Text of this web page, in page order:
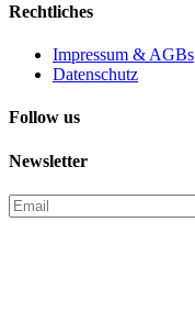
Rechtliches
Impressum & AGBs
Datenschutz
Follow us
Newsletter